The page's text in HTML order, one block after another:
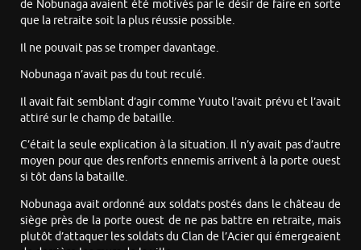
de Nobunaga avaient été motivés par le désir de faire en sorte
que la retraite soit la plus réussie possible.
Il ne pouvait pas se tromper davantage.
Nobunaga n’avait pas du tout reculé.
Il avait fait semblant d’agir comme Yuuto l’avait prévu et l’avait
attiré sur le champ de bataille.
C’était la seule explication à la situation. Il n’y avait pas d’autre
moyen pour que des renforts ennemis arrivent à la porte ouest
si tôt dans la bataille.
Nobunaga avait ordonné aux soldats postés dans le château de
siège près de la porte ouest de ne pas battre en retraite, mais
plutôt d’attaquer les soldats du Clan de l’Acier qui émergeaient